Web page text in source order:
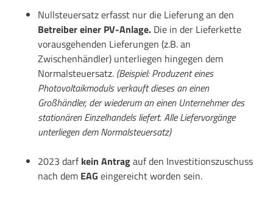
Nullsteuersatz erfasst nur die Lieferung an den
Betreiber einer PV-Anlage. Die in der Lieferkette
vorausgehenden Lieferungen (z.B. an
Zwischenhändler) unterliegen hingegen dem
Normalsteuersatz. (Beispiel: Produzent eines
Photovoltaikmoduls verkauft dieses an einen
Großhändler, der wiederum an einen Unternehmer des
stationären Einzelhandels liefert. Alle Liefervorgänge
unterliegen dem Normalsteuersatz)
2023 darfkein Antragauf den Investitionszuschuss
nach dem EAG eingereicht worden sein.